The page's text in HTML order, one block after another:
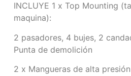
INCLUYE 1 x Top Mounting
maquina):
2 pasadores, 4 bujes, 2
Punta de demolición
2 x Mangueras de alta